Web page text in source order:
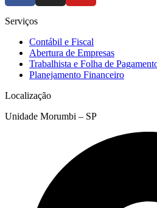
Serviços
Contábil e Fiscal
Abertura de Empresas
Trabalhista e Folha de
Planejamento Financeiro
Localização
Unidade Morumbi – SP